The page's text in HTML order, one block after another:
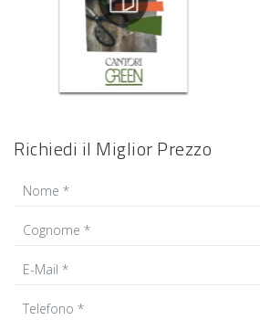
Richiedi il Miglior Prezzo